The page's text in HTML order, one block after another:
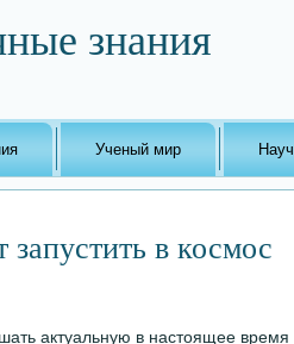
знания
Ученый мир
в космос
актуальную в настоящее время